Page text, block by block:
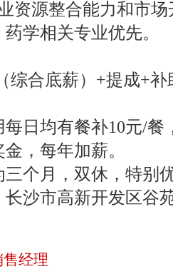
资源整合能力和市
学相关专业优先。
综合底薪）+提成+
日均有餐补10元/餐
，每年加薪。
三个月，双休，特别
长沙市高新开发区谷
售经理